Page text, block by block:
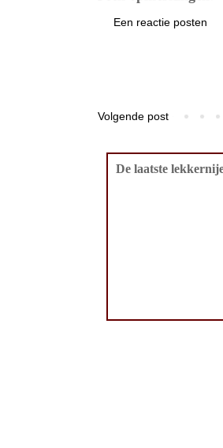
Een reactie posten
Volgende post
De laatste